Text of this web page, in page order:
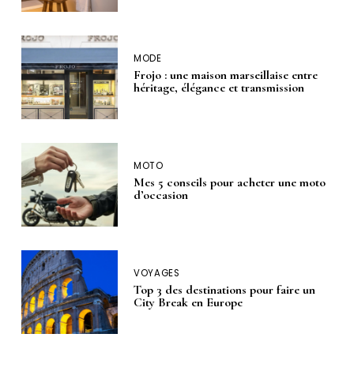
MODE
Frojo : une maison marseillaise entre
héritage, élégance et transmission
MOTO
Mes 5 conseils pour acheter une moto
d’occasion
VOYAGES
Top 3 des destinations pour faire un
City Break en Europe